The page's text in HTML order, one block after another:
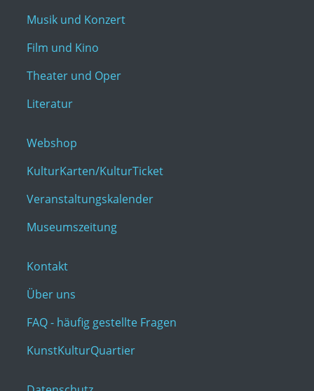
Musik und Konzert
Film und Kino
Theater und Oper
Literatur
Webshop
KulturKarten/KulturTicket
Veranstaltungskalender
Museumszeitung
Kontakt
Über uns
FAQ - häufig gestellte Fragen
KunstKulturQuartier